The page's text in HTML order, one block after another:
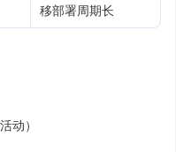
移部署周期长
动）